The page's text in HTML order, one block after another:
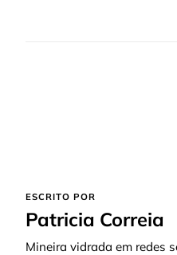
ESCRITO POR
Patricia Correia
Mineira vidrada em redes